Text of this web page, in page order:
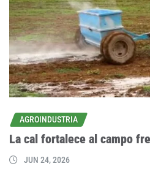
AGROINDUSTRIA
La cal fortalece al campo
JUN 24, 2026